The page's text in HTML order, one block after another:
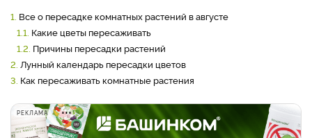
1. Все о пересадке комнатных растений в августе
1.1. Какие цветы пересаживать
1.2. Причины пересадки растений
2. Лунный календарь пересадки цветов
3. Как пересаживать комнатные растения
РЕКЛАМА